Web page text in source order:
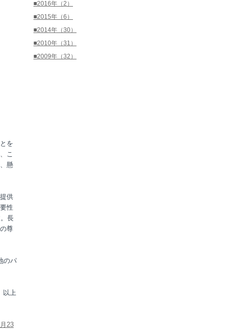
を
こ
懸
供
性
長
尊
のパ
以上
23
■2016年（2）
■2015年（6）
■2014年（30）
■2010年（31）
■2009年（32）